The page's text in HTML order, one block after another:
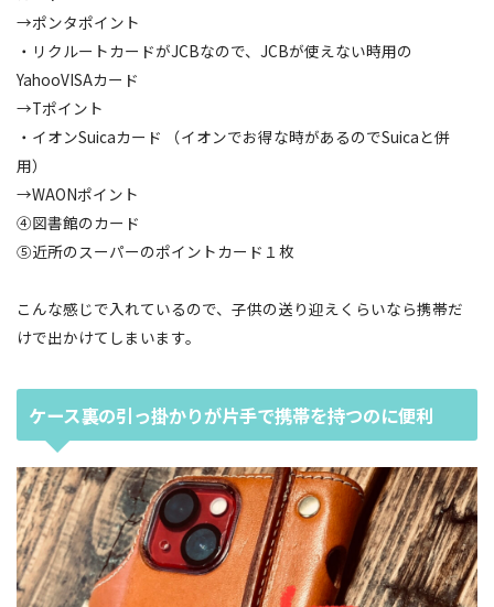
→ポンタポイント
・リクルートカードがJCBなので、JCBが使えない時用の
YahooVISAカード
→Tポイント
・イオンSuicaカード （イオンでお得な時があるのでSuicaと併
用）
→WAONポイント
④図書館のカード
⑤近所のスーパーのポイントカード１枚
こんな感じで入れているので、子供の送り迎えくらいなら携帯だ
けで出かけてしまいます。
ケース裏の引っ掛かりが片手で携帯を持つのに便利